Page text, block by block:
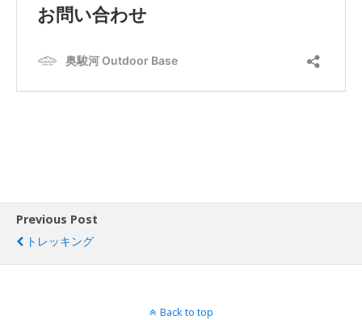
Previous Post
トレッキング
Back to top